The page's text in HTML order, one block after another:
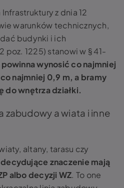
z dnia 12
warunków technicznych,
budynki i ich
poz. 1225) stanowi w § 41-
wynosić co najmniej
najmniej 0,9 m, a bramy
do wnętrza działki.
zabudowy a wiata i inne
altany, tarasu czy
decydujące znaczenie mają
albo decyzji WZ. To one